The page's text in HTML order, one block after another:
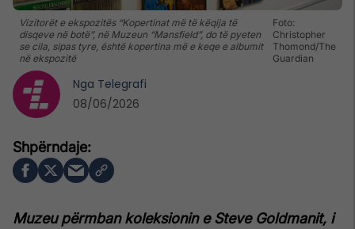
Vizitorët e ekspozitës “Kopertinat më të këqija të
disqeve në botë”, në Muzeun “Mansfield”, do të pyeten
se cila, sipas tyre, është kopertina më e keqe e albumit
në ekspozitë
Foto:
Christopher
Thomond/The
Guardian
Muzeu përmban koleksionin e Steve Goldmanit, i
Nga Telegrafi
08/06/2026